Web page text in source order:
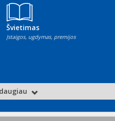
Švietimas
Įstaigos, ugdymas, premijos